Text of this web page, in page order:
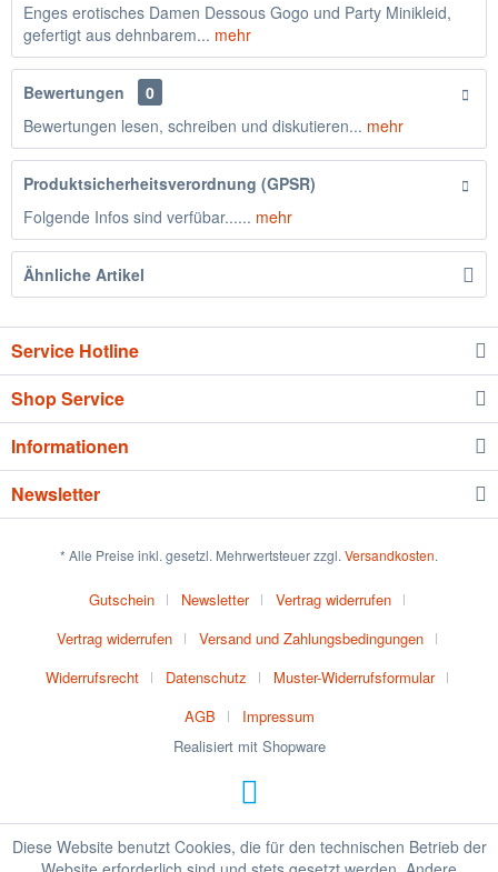
Enges erotisches Damen Dessous Gogo und Party Minikleid,
gefertigt aus dehnbarem... mehr
Bewertungen
0
Bewertungen lesen, schreiben und diskutieren... mehr
Produktsicherheitsverordnung (GPSR)
Folgende Infos sind verfübar...... mehr
Ähnliche Artikel
Service Hotline
Shop Service
Informationen
Newsletter
* Alle Preise inkl. gesetzl. Mehrwertsteuer zzgl. Versandkosten.
Gutschein Newsletter
Vertrag widerrufen
Vertrag widerrufen
Versand und Zahlungsbedingungen
Widerrufsrecht
Datenschutz
Muster-Widerrufsformular
AGB
Impressum
Realisiert mit Shopware
Diese Website benutzt Cookies, die für den technischen Betrieb der